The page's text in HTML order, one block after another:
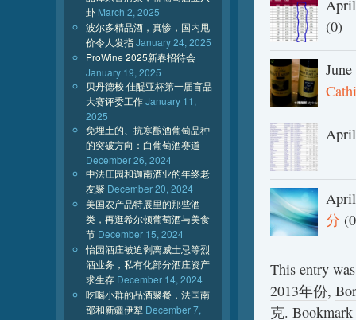
(0)
分
This entry
2013年份,
克.
卦 March 2, 2025
波尔多精品酒，真惨，国内甩
价令人发指January 24, 2025
ProWine 2025新春招待会
January 19, 2025
贝丹德梭·佳醍亚杯第一届盲品
大赛评委工作January 11,
2025
免埋土的、抗寒酿酒葡萄品种
的突破方向：白葡萄酒赛道
December 26, 2024
中法庄园和迦南酒业的年终老
友聚 December 20, 2024
美国农产品特展里的那些酒
类，再逛希尔顿葡萄酒与美食
节 December 15, 2024
怡园酒庄被迫剥离威士忌等烈
酒业务，私有化部分酒庄资产
求生存 December 14, 2024
吃喝小群的品酒聚餐，法国南
部和新疆伊犁 December 7,